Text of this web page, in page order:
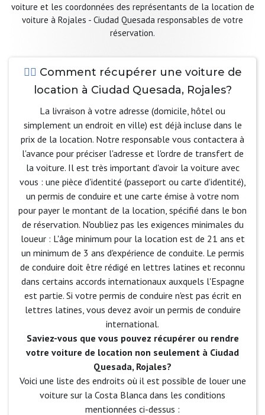
voiture et les coordonnées des représentants de la location de
voiture à Rojales - Ciudad Quesada responsables de votre
réservation.
Comment récupérer une voiture de
location à Ciudad Quesada, Rojales?
La livraison à votre adresse (domicile, hôtel ou
simplement un endroit en ville) est déjà incluse dans le
prix de la location. Notre responsable vous contactera à
l'avance pour préciser l'adresse et l'ordre de transfert de
la voiture. Il est très important d'avoir la voiture avec
vous : une pièce d'identité (passeport ou carte d'identité),
un permis de conduire et une carte émise à votre nom
pour payer le montant de la location, spécifié dans le bon
de réservation. N'oubliez pas les exigences minimales du
loueur : L'âge minimum pour la location est de 21 ans et
un minimum de 3 ans d'expérience de conduite. Le permis
de conduire doit être rédigé en lettres latines et reconnu
dans certains accords internationaux auxquels l'Espagne
est partie. Si votre permis de conduire n'est pas écrit en
lettres latines, vous devez avoir un permis de conduire
international.
Saviez-vous que vous pouvez récupérer ou rendre
votre voiture de location non seulement à Ciudad
Quesada, Rojales?
Voici une liste des endroits où il est possible de louer une
voiture sur la Costa Blanca dans les conditions
mentionnées ci-dessus :